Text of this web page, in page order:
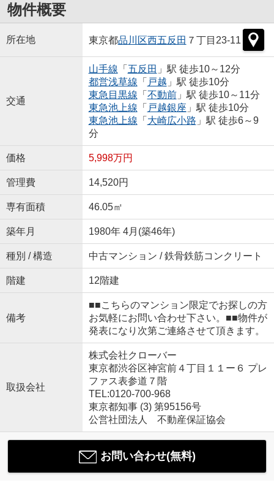
物件概要
所在地 東京都品川区西五反田 ７丁目23-11
交通
山手線 「 五反田 」駅 徒歩10～12分
都営浅草線 「 戸越 」駅 徒歩10分
東急目黒線 「 不動前」駅 徒歩10～11分
東急池上線 「 戸越銀座 」駅 徒歩10分
東急池上線 「 大崎広小路 」駅 徒歩6～9
分
価格 5,998万円
管理費 14,520円
専有面積 46.05㎡
築年月 1980年 4月(築46年)
種別 / 構造 中古マンション / 鉄骨鉄筋コンクリート
階建 12階建
備考
■■こちらのマンション限定でお探しの方
お気軽にお問い合わせ下さい。■■物件が
発表になり次第ご連絡させて頂きます。
取扱会社
株式会社クローバー
東京都渋谷区神宮前４丁目１１ー６ プレ
ファス表参道７階
TEL:0120-700-968
東京都知事 (3) 第95156号
公営社団法人 不動産保証協会
お問い合わせ(無料)